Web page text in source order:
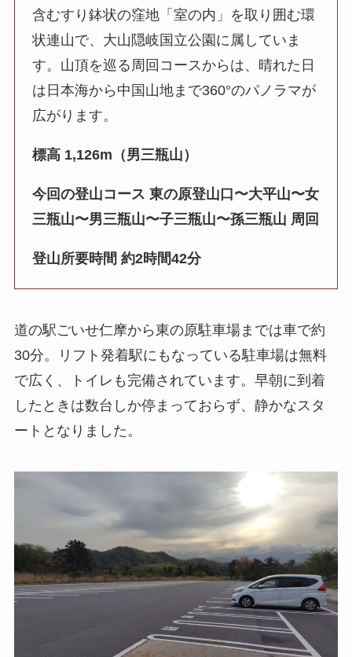
含むすり鉢状の窪地「室の内」を取り囲む環
状連山で、大山隠岐国立公園に属していま
す。山頂を巡る周回コースからは、晴れた日
は日本海から中国山地まで360°のパノラマが
広がります。
標高 1,126m（男三瓶山）
今回の登山コース 東の原登山口〜大平山〜女
三瓶山〜男三瓶山〜子三瓶山〜孫三瓶山 周回
登山所要時間 約2時間42分
道の駅ごいせ仁摩から東の原駐車場までは車で約
30分。リフト発着駅にもなっている駐車場は無料
で広く、トイレも完備されています。早朝に到着
したときは数台しか停まっておらず、静かなスタ
ートとなりました。